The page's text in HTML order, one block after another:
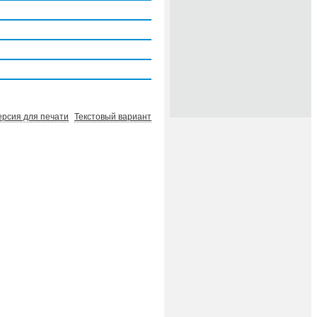
Текстовый вариант
для печати